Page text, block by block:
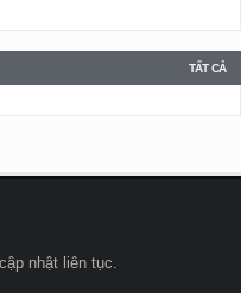
TẤT CẢ
nhật liên tục.